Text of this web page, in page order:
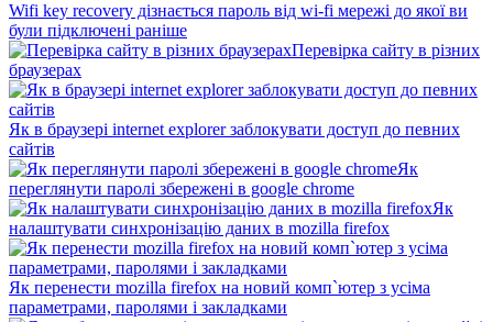
Wifi key recovery дізнається пароль від wi-fi мережі до якої ви
були підключені раніше
Перевірка сайту в різних
браузерах
Як в браузері internet explorer заблокувати доступ до певних
сайтів
Як
переглянути паролі збережені в google chrome
Як
налаштувати синхронізацію даних в mozilla firefox
Як перенести mozilla firefox на новий комп`ютер з усіма
параметрами, паролями і закладками